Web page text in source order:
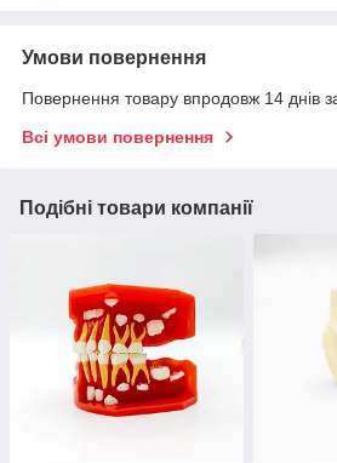
Умови повернення
Повернення товару впродовж 14 днів
Всі умови повернення
Подібні товари компанії